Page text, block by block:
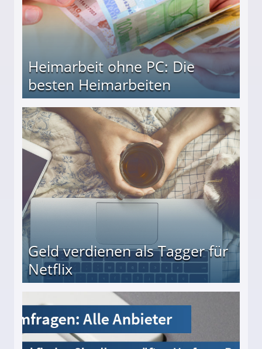
Heimarbeit ohne PC: Die
besten Heimarbeiten
Geld verdienen als Tagger für
Netflix